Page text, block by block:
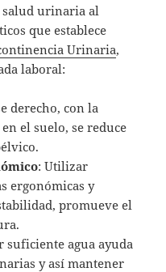
urinaria al
que establece
Urinaria,
laboral:
derecho, con la
el suelo, se reduce
: Utilizar
ergonómicas y
promueve el
suficiente agua ayuda
y así mantener